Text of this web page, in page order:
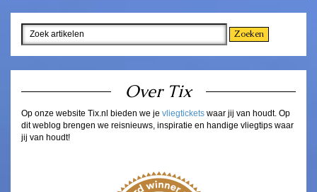
Over Tix
Op onze website Tix.nl bieden we je vliegtickets waar jij van houdt. Op
dit weblog brengen we reisnieuws, inspiratie en handige vliegtips waar
jij van houdt!